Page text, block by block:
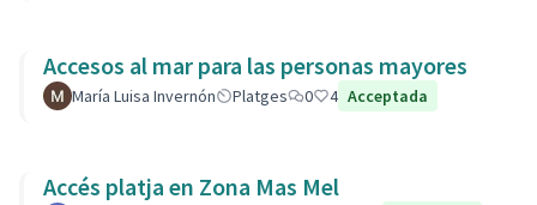
Accesos al mar para las personas mayores
María Luisa Invernón Platges 0 4 Acceptada
Accés platja en Zona Mas Mel